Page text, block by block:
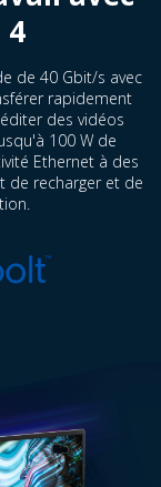
de 40 Gbit/s avec
rapidement
des vidéos
100 W de
Ethernet à des
de recharger et de